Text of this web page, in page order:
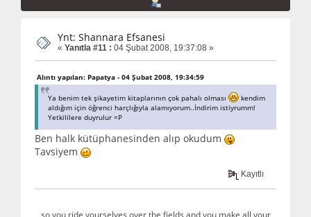
Ynt: Shannara Efsanesi
« Yanıtla #11 : 04 Şubat 2008, 19:37:08 »
Alıntı yapılan: Papatya - 04 Şubat 2008, 19:34:59
Ya benim tek şikayetim kitaplarının çok pahalı olması
kendim
aldığım için öğrenci harçlığıyla alamıyorum..İndirim istiyrumm!
Yetkililere duyrulur =P
Ben halk kütüphanesinden alıp okudum
Tavsiyem
Kayıtlı
so you ride yourselves over the fields and you make all your